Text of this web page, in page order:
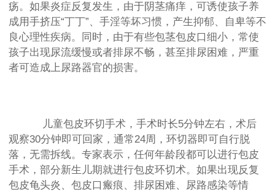
疡。如果炎症反复发生，由于阴茎痛痒，可诱使孩子养
成用手挤压“丁丁”、手淫等坏习惯，产生抑郁、自卑等不
良心理性疾病。同时，由于有些包茎包皮口细小，常使
孩子出现尿流缓慢或者排尿不畅，甚至排尿困难，严重
者可造成上尿路器官的损害。
儿童包皮环切手术，手术时长5分钟左右，术后
观察30分钟即可回家，通常24周，环切器即可自行脱
落，无需拆线。专家表示，任何年龄段都可以进行包皮
手术，部分新生儿期就进行包皮环切术。如果出现反复
包皮龟头炎、包皮口瘢痕、排尿困难、尿路感染等情